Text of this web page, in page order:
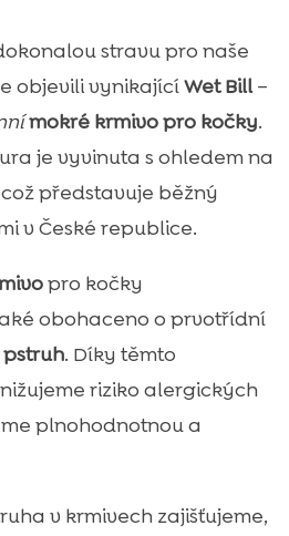
stravu pro naše
objevili vynikajícíWet Bill–
mokré krmivo pro kočky.
je vyvinuta s ohledem na
představuje běžný
v České republice.
pro kočky
obohaceno o prvotřídní
pstruh. Díky těmto
riziko alergických
plnohodnotnou a
v krmivech zajišťujeme,